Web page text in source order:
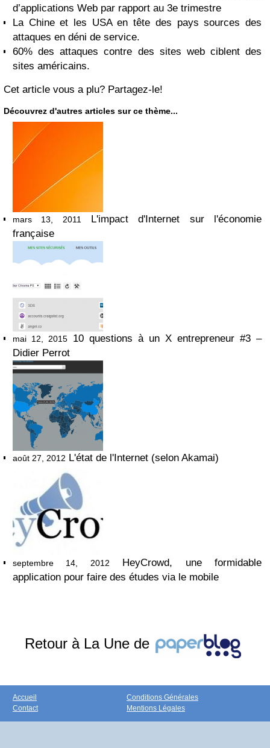
d’applications Web par rapport au 3e trimestre
La Chine et les USA en tête des pays sources des
attaques en déni de service.
60% des attaques contre des sites web ciblent des
sites américains.
Cet article vous a plu? Partagez-le!
Découvrez d'autres articles sur ce thème...
mars 13, 2011L'impact d'Internet sur l'économie
française
mai 12, 2015 10 questions à un X entrepreneur #3 –
Didier Perrot
août 27, 2012 L'état de l'Internet (selon Akamai)
septembre 14, 2012
HeyCrowd, une formidable
application pour faire des études via le mobile
Retour à La Une de
Accueil
Contact
Conditions Générales
Mentions Légales